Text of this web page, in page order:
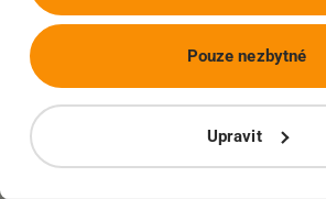
Upravit
Pouze nezbytné